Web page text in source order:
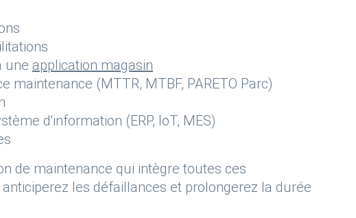
une application magasin
maintenance (MTTR, MTBF, PARETO Parc)
d'information (ERP, IoT, MES)
de maintenance qui intègre toutes ces
anticiperez les défaillances et prolongerez la durée